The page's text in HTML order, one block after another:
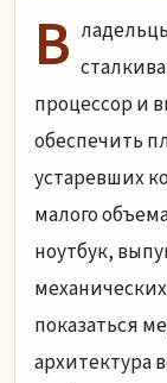
В
процессор и
обеспечить
устаревших
малого
ноутбук,
показаться
архитектура